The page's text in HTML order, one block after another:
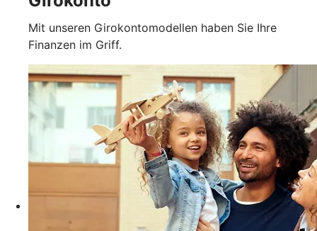
Mit unseren Girokontomodellen haben Sie Ihre
Finanzen im Griff.